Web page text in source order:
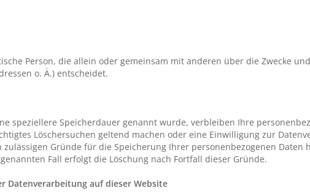
Person, die allein oder gemeinsam mit anderen über die Zwecke
o. Ä.) entscheidet.
speziellere Speicherdauer genannt wurde, verbleiben Ihre
Löschersuchen geltend machen oder eine Einwilligung zur
Gründe für die Speicherung Ihrer personenbezogenen Daten
Fall erfolgt die Löschung nach Fortfall dieser Gründe.
Datenverarbeitung auf dieser Website